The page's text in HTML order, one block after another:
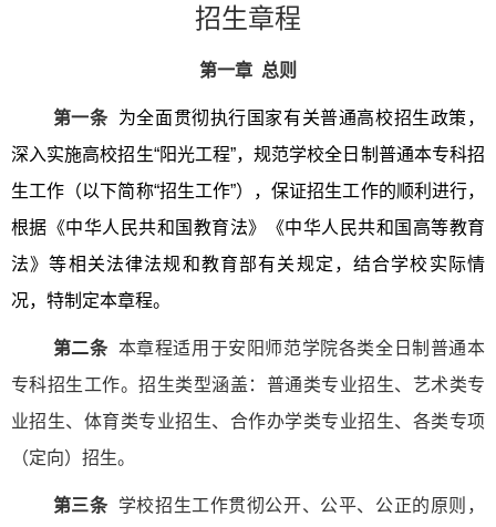
招生章程
第一章 总则
第一条 为全面贯彻执行国家有关普通高校招生政策，
深入实施高校招生“阳光工程”，规范学校全日制普通本专科招
生工作（以下简称“招生工作”），保证招生工作的顺利进行，
根据《中华人民共和国教育法》《中华人民共和国高等教育
法》等相关法律法规和教育部有关规定，结合学校实际情
况，特制定本章程。
第二条 本章程适用于安阳师范学院各类全日制普通本
专科招生工作。招生类型涵盖：普通类专业招生、艺术类专
业招生、体育类专业招生、合作办学类专业招生、各类专项
（定向）招生。
第三条
学校招生工作贯彻公开、公平、公正的原则，